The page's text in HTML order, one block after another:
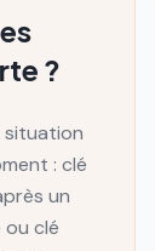
?
situation
: clé
un
clé